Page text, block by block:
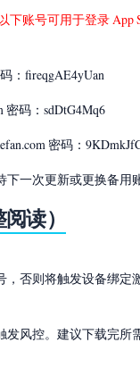
下账号可用于登录
：fireqgAE4yUan
密码：sdDtG4Mq6
密码：
一次更新或更换备用
读）
否则将触发设备绑定
风控。建议下载完所